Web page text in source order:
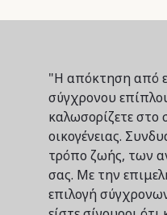
"Η απόκτηση από
σύγχρονου
καλωσορίζετε στο
οικογένειας.
τρόπο ζωής, των
σας. Με την
επιλογή